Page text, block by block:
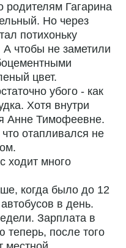
родителям Гагарина
Но через
потихоньку
чтобы не заметили
цвет.
убого - как
Хотя внутри
Анне Тимофеевне.
отапливался не
ходит много
когда было до 12
в день.
Зарплата в
теперь, после того